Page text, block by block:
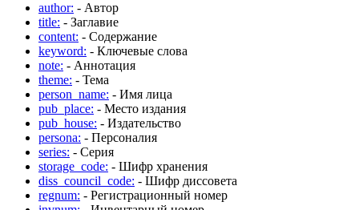
author: - Автор
title: - Заглавие
content: - Содержание
keyword: - Ключевые слова
note: - Аннотация
theme: - Тема
person_name: - Имя лица
pub_place: - Место издания
pub_house: - Издательство
persona: - Персоналия
series: - Серия
storage_code: - Шифр хранения
diss_council_code: - Шифр диссовета
regnum: - Регистрационный номер